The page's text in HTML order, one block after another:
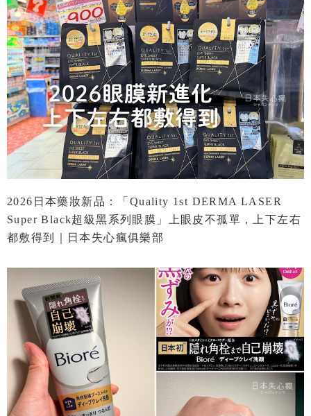
2026日本藥妝新品：「Quality 1st DERMA LASER
Super Black超級黑系列眼膜」上眼皮不孤單，上下左右
都敷得到｜日本失心瘋俱樂部